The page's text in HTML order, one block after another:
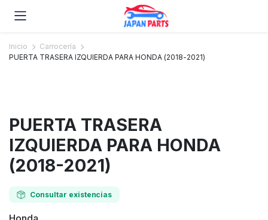
Inicio
Carrocería
PUERTA TRASERA IZQUIERDA PARA HONDA (2018-2021)
PUERTA TRASERA
IZQUIERDA PARA HONDA
(2018-2021)
Consultar existencias